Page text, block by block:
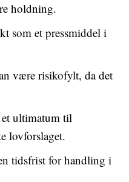
holdning.
som et pressmiddel i
være risikofylt, da det
et ultimatum til
lovforslaget.
tidsfrist for handling i